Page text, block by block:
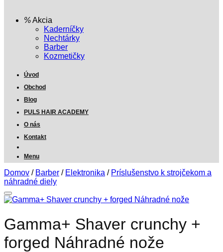
Akcia
Kaderníčky
Nechtárky
Barber
Kozmetičky
Úvod
Obchod
Blog
PULS HAIR ACADEMY
O nás
Kontakt
Menu
Domov / Barber / Elektronika / Príslušenstvo k strojčekom a
náhradné diely
Gamma+ Shaver crunchy +
forged Náhradné nože